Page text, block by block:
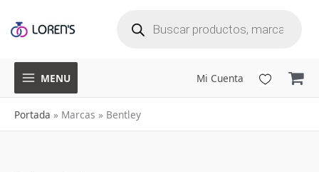
MENU Mi Cuenta
Portada » Marcas » Bentley